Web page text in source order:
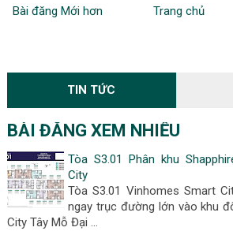
Bài đăng Mới hơn Trang chủ
TIN TỨC
BÀI ĐĂNG XEM NHIỀU
Tòa S3.01 Phân khu
City
Tòa S3.01 Vinhomes Smart
ngay trục đường lớn vào khu
City Tây Mỗ Đại …